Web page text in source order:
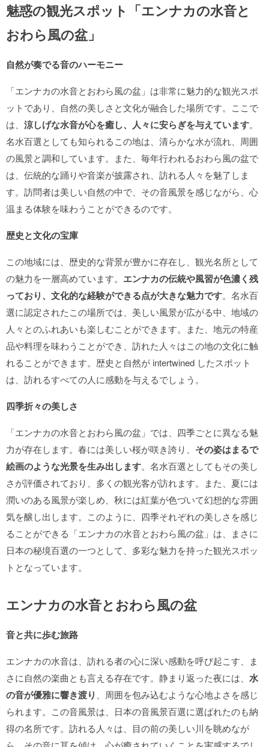
魅惑の観光スポット「エンナカの水音と
おわら風の盆」
自然が奏でる音のハーモニー
「エンナカの水音とおわら風の盆」は非常に魅力的な観光スポ
ットであり、自然の美しさと文化が融合した場所です。ここで
は、 涼しげな水音が心を癒し、人々に安らぎを与えています。
名水百選としても知られるこの地は、清らかな水が流れ、周囲
の風景と調和しています。また、毎年行われるおわら風の盆で
は、伝統的な踊りや音楽が披露され、訪れる人々を魅了しま
す。訪問者は美しい自然の中で、その音風景を感じながら、心
温まる体験を味わうことができるのです。
歴史と文化の宝庫
この地域には、歴史的な背景が豊かに存在し、観光名所として
の魅力を一層高めています。 エンナカの伝統や風習が色濃く残
っており、文化的な経験ができる点が大きな魅力です。名水百
選に認定されたこの場所では、美しい風景が広がる中、地域の
人々とのふれあいも楽しむことができます。また、地元の特産
品や料理を味わうことができ、訪れた人々はこの地の文化に触
れることができます。歴史と自然が intertwined したスポット
は、訪れるすべての人に感動を与えるでしょう。
四季折々の美しさ
「エンナカの水音とおわら風の盆」では、四季ごとに異なる魅
力が存在します。春には美しい桜が咲き誇り、 その姿はまるで
絵画のような光景を生み出します。名水百選としてもその美し
さが評価されており、多くの観光客が訪れます。また、夏には
潤いのある風景が楽しめ、秋には紅葉が色づいて幻想的な雰囲
気を醸し出します。このように、四季それぞれの美しさを感じ
ることができる「エンナカの水音とおわら風の盆」は、まさに
日本の秘境百選の一つとして、多彩な魅力を持った観光スポッ
トとなっています。
エンナカの水音とおわら風の盆
音と共に歩む旅路
エンナカの水音は、訪れる者の心に深い感動を呼び起こす、ま
さに自然の楽曲とも言える存在です。静まり返った夜には、 水
の音が優雅に響き渡り
、周囲を包み込むような心地よさを感じ
られます。この音風景は、日本の音風景百選に選ばれたのも納
得の名所です。訪れる人々は、目の前の美しい川を眺めなが